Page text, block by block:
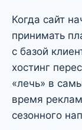
Когда сайт
принимать
с базой
хостинг
«лечь» в
время
сезонного